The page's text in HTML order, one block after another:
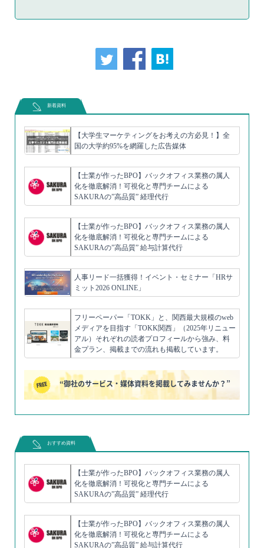
新着資料
【大学生マーケティングをお考えの方必見！】全
国の大学約95%を網羅した広告媒体
【士業が作ったBPO】バックオフィス業務の属人
化を徹底解消！可視化と専門チームによる
SAKURAの”高品質” 経理代行
【士業が作ったBPO】バックオフィス業務の属人
化を徹底解消！可視化と専門チームによる
SAKURAの”高品質” 給与計算代行
人事リード一括獲得！イベント・セミナー「HRサ
ミット2026 ONLINE」
フリーペーパー「TOKK」と、関西最大規模のweb
メディアを目指す「TOKK関西」（2025年リニュー
アル）それぞれの読者プロフィールから強み、料
金プラン、掲載までの流れも掲載しています。
“御社のサービス・媒体資料を掲載してみませんか？”
おすすめ資料
【士業が作ったBPO】バックオフィス業務の属人
化を徹底解消！可視化と専門チームによる
SAKURAの”高品質” 経理代行
【士業が作ったBPO】バックオフィス業務の属人
化を徹底解消！可視化と専門チームによる
SAKURAの”高品質” 給与計算代行